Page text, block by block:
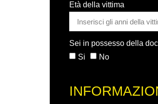
Età della vittima
Sei in possesso della
Si
No